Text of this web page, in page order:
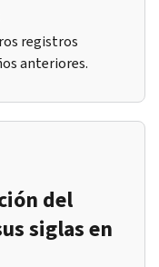
registros
anteriores.
del
siglas en